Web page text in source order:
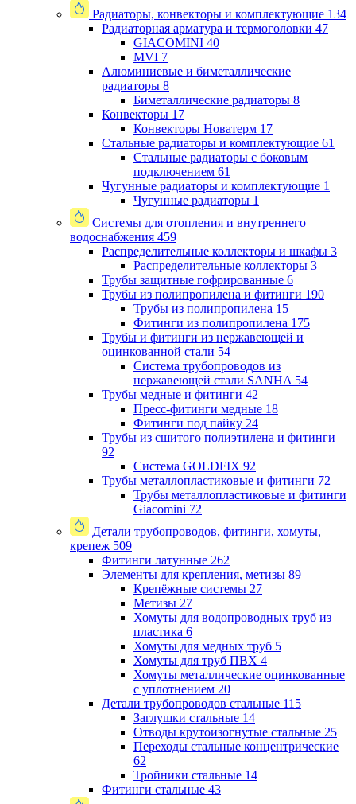
Радиаторы, конвекторы и комплектующие 134
Радиаторная арматура и термоголовки 47
GIACOMINI 40
MVI 7
Алюминиевые и биметаллические
радиаторы 8
Биметаллические радиаторы 8
Конвекторы 17
Конвекторы Новатерм 17
Стальные радиаторы и комплектующие 61
Стальные радиаторы с боковым
подключением 61
Чугунные радиаторы и комплектующие 1
Чугунные радиаторы 1
Системы для отопления и внутреннего
водоснабжения 459
Распределительные коллекторы и шкафы 3
Распределительные коллекторы 3
Трубы защитные гофрированные 6
Трубы из полипропилена и фитинги 190
Трубы из полипропилена 15
Фитинги из полипропилена 175
Трубы и фитинги из нержавеющей и
оцинкованной стали 54
Система трубопроводов из
нержавеющей стали SANHA 54
Трубы медные и фитинги 42
Пресс-фитинги медные 18
Фитинги под пайку 24
Трубы из сшитого полиэтилена и фитинги
92
Система GOLDFIX 92
Трубы металлопластиковые и фитинги 72
Трубы металлопластиковые и фитинги
Giacomini 72
Детали трубопроводов, фитинги, хомуты,
крепеж 509
Фитинги латунные 262
Элементы для крепления, метизы 89
Крепёжные системы 27
Метизы 27
Хомуты для водопроводных труб из
пластика 6
Хомуты для медных труб 5
Хомуты для труб ПВХ 4
Хомуты металлические оцинкованные
с уплотнением 20
Детали трубопроводов стальные 115
Заглушки стальные 14
Отводы крутоизогнутые стальные 25
Переходы стальные концентрические
62
Тройники стальные 14
Фитинги стальные 43